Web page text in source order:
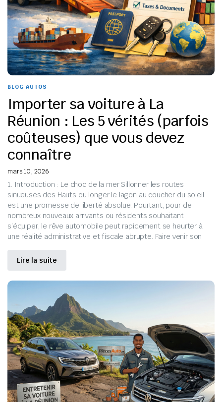
BLOG AUTOS
Importer sa voiture à La
Réunion : Les 5 vérités (parfois
coûteuses) que vous devez
connaître
mars 10, 2026
1. Introduction : Le choc de la mer Sillonner les routes
sinueuses des Hauts ou longer le lagon au coucher du soleil
est une promesse de liberté absolue. Pourtant, pour de
nombreux nouveaux arrivants ou résidents souhaitant
s’équiper, le rêve automobile peut rapidement se heurter à
une réalité administrative et fiscale abrupte. Faire venir son
Lire la suite